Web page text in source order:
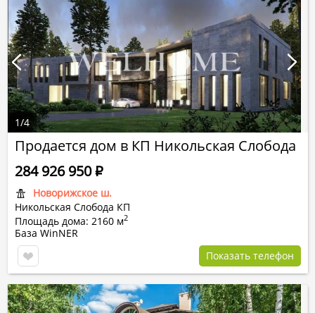
Продается дом в КП Никольская Слобода
Новорижское ш.
Никольская Слобода КП
Площадь дома: 2160 м2
284 926 950Р
База WinNER
Показать телефон
1/4